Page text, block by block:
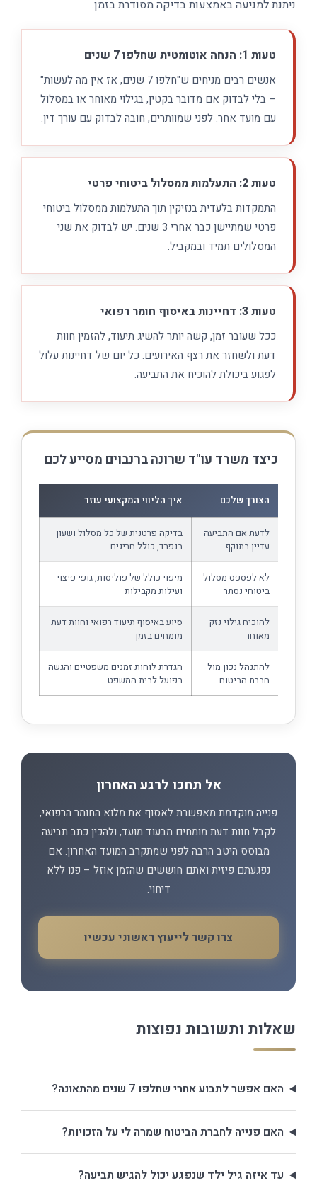
ניתנת למניעה באמצעות בדיקה מסודרת בזמן.
טעות 1: הנחה אוטומטית שחלפו 7 שנים
אנשים רבים מניחים ש"חלפו 7 שנים, אז אין מה לעשות"
– בלי לבדוק אם מדובר בקטין, בגילוי מאוחר או במסלול
עם מועד אחר. לפני שמוותרים, חובה לבדוק עם עורך דין.
טעות 2: התעלמות ממסלול ביטוחי פרטי
התמקדות בלעדית בנזיקין תוך התעלמות ממסלול ביטוחי
פרטי שמתיישן כבר אחרי 3 שנים. יש לבדוק את שני
המסלולים תמיד ובמקביל.
טעות 3: דחיינות באיסוף חומר רפואי
ככל שעובר זמן, קשה יותר להשיג תיעוד, להזמין חוות
דעת ולשחזר את רצף האירועים. כל יום של דחיינות עלול
לפגוע ביכולת להוכיח את התביעה.
כיצד משרד עו"ד שרונה ברנבוים מסייע לכם
הצורך שלכם איך הליווי המקצועי עוזר
לדעת אם התביעה
עדיין בתוקף
בדיקה פרטנית של כל מסלול ושעון
בנפרד, כולל חריגים
לא לפספס מסלול
ביטוחי נסתר
מיפוי כולל של פוליסות, גופי פיצוי
ועילות מקבילות
להוכיח גילוי נזק
מאוחר
סיוע באיסוף תיעוד רפואי וחוות דעת
מומחים בזמן
להתנהל נכון מול
חברת הביטוח
הגדרת לוחות זמנים משפטיים והגשה
בפועל לבית המשפט
אל תחכו לרגע האחרון
פנייה מוקדמת מאפשרת לאסוף את מלוא החומר הרפואי,
לקבל חוות דעת מומחים מבעוד מועד, ולהכין כתב תביעה
מבוסס היטב הרבה לפני שמתקרב המועד האחרון. אם
נפגעתם פיזית ואתם חוששים שהזמן אוזל – פנו ללא
דיחוי.
צרו קשר לייעוץ ראשוני עכשיו
שאלות ותשובות נפוצות
האם אפשר לתבוע אחרי שחלפו 7 שנים מהתאונה?
האם פנייה לחברת הביטוח שמרה לי על הזכויות?
עד איזה גיל ילד שנפגע יכול להגיש תביעה?